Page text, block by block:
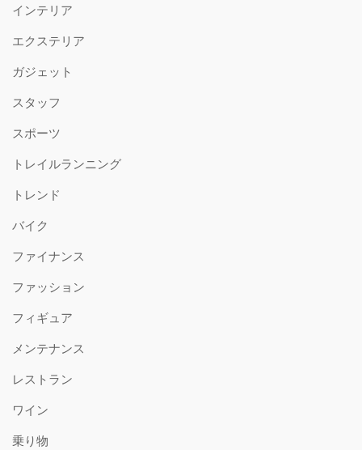
インテリア
エクステリア
ガジェット
スタッフ
スポーツ
トレイルランニング
トレンド
バイク
ファイナンス
ファッション
フィギュア
メンテナンス
レストラン
ワイン
乗り物